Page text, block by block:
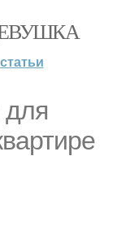
статьи
для